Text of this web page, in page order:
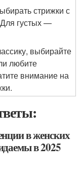
стрижки с
густых —
выбирайте
любите
внимание на
в женских
в 2025